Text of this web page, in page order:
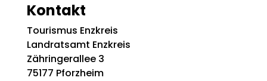
Kontakt
Tourismus Enzkreis
Landratsamt Enzkreis
Zähringerallee 3
75177 Pforzheim